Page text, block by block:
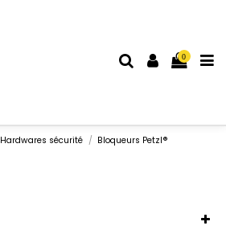
0
Hardwares sécurité Bloqueurs Petzl®